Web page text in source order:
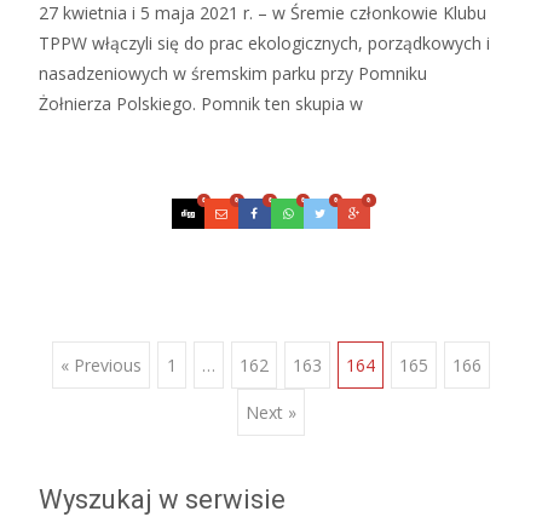
27 kwietnia i 5 maja 2021 r. – w Śremie członkowie Klubu
TPPW włączyli się do prac ekologicznych, porządkowych i
nasadzeniowych w śremskim parku przy Pomniku
Żołnierza Polskiego. Pomnik ten skupia w
0 0 0 0 0 0
Posts
navigation
« Previous 1 … 162 163 164 165 166
Next »
Wyszukaj w serwisie